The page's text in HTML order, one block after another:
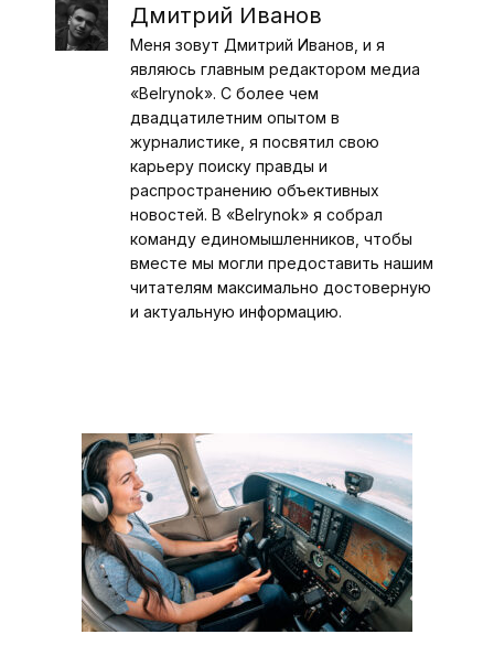
Дмитрий Иванов
Меня зовут Дмитрий Иванов, и я
являюсь главным редактором медиа
«Belrynok». С более чем
двадцатилетним опытом в
журналистике, я посвятил свою
карьеру поиску правды и
распространению объективных
новостей. В «Belrynok» я собрал
команду единомышленников, чтобы
вместе мы могли предоставить нашим
читателям максимально достоверную
и актуальную информацию.